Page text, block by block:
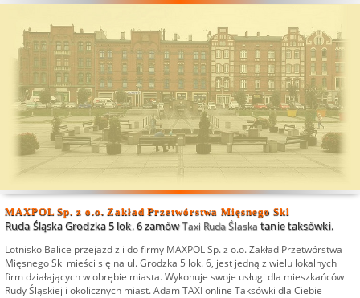
MAXPOL Sp. z o.o. Zakład Przetwórstwa Mięsnego Skl
Ruda Śląska Grodzka 5 lok. 6 zamówTaxi Ruda Ślaska tanie taksówki.
Lotnisko Balice przejazdz i do firmy MAXPOL Sp. z o.o. Zakład Przetwórstwa
Mięsnego Skl mieści się na ul. Grodzka 5 lok. 6, jest jedną z wielu lokalnych
firm działających w obrębie miasta. Wykonuje swoje usługi dla mieszkańców
Rudy Śląskiej i okolicznych miast.Adam TAXI online Taksówki dla Ciebie